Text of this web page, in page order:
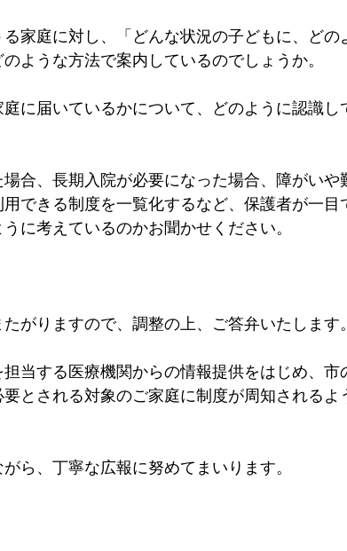
家庭に対し、「どんな状況の子どもに、どの
ような方法で案内しているのでしょうか。
に届いているかについて、どのように認識し
合、長期入院が必要になった場合、障がいや
できる制度を一覧化するなど、保護者が一目
に考えているのかお聞かせください。
がりますので、調整の上、ご答弁いたします。
当する医療機関からの情報提供をはじめ、市
とされる対象のご家庭に制度が周知されるよ
ら、丁寧な広報に努めてまいります。